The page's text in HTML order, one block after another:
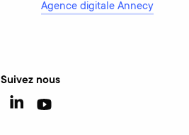
Agence digitale Annecy
Suivez nous